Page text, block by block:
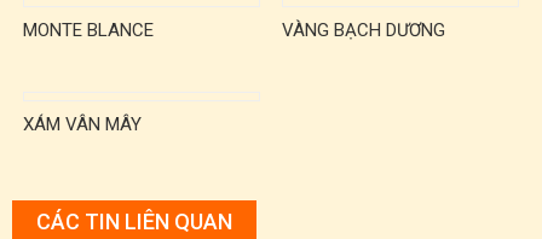
MONTE BLANCE VÀNG BẠCH DƯƠNG
XÁM VÂN MÂY
CÁC TIN LIÊN QUAN